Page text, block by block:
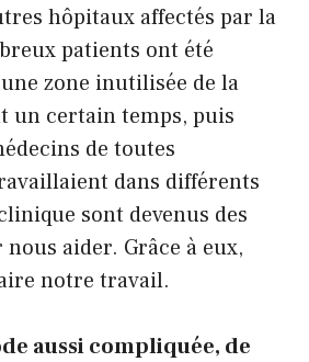
hôpitaux affectés par la
patients ont été
zone inutilisée de la
un certain temps, puis
de toutes
dans différents
sont devenus des
aider. Grâce à eux,
notre travail.
aussi compliquée, de